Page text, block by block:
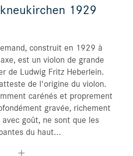
1929
construit en 1929 à
est un violon de grande
de Ludwig Fritz Heberlein.
de l'origine du violon.
carénés et proprement
gravée, richement
goût, ne sont que les
du haut...